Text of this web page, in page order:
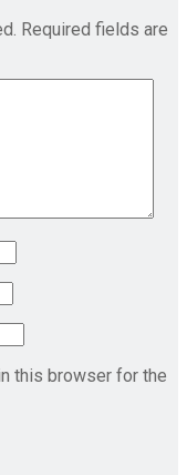
Required fields are
this browser for the